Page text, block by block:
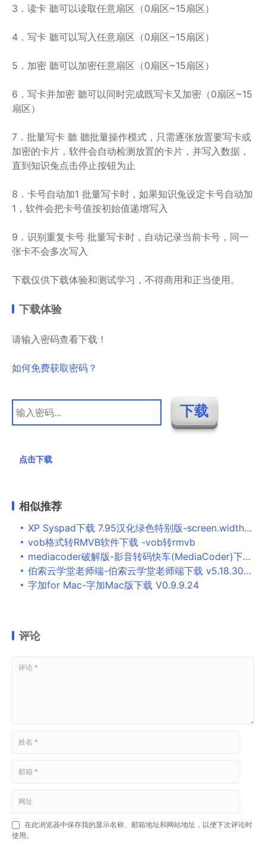
3．读卡 聽可以读取任意扇区（0扇区~15扇区）
4．写卡 聽可以写入任意扇区（0扇区~15扇区）
5．加密 聽可以加密任意扇区（0扇区~15扇区）
6．写卡并加密 聽可以同时完成既写卡又加密（0扇区~15
扇区）
7．批量写卡 聽 聽批量操作模式，只需逐张放置要写卡或
加密的卡片，软件会自动检测放置的卡片，并写入数据，
直到知识兔点击停止按钮为止
8．卡号自动加1 批量写卡时，如果知识兔设定卡号自动加
1，软件会把卡号值按初始值递增写入
9．识别重复卡号 批量写卡时，自动记录当前卡号，同一
张卡不会多次写入
下载仅供下载体验和测试学习，不得商用和正当使用。
下载体验
请输入密码查看下载！
如何免费获取密码？
点击下载
相似推荐
XP Syspad下载 7.95汉化绿色特别版-screen.width-300
vob格式转RMVB软件下载 -vob转rmvb
mediacoder破解版-影音转码快车(MediaCoder)下载 v0.8.61.6010中文版
伯索云学堂老师端-伯索云学堂老师端下载 v5.18.304官方版
字加for Mac-字加Mac版下载 V0.9.9.24
评论
在此浏览器中保存我的显示名称、邮箱地址和网站地址，以便下次评论时
使用。